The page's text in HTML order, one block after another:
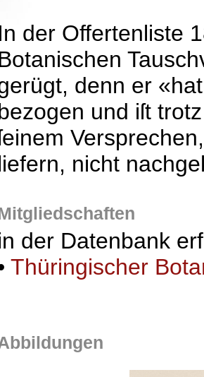
In der Offertenliste
denn er
und iſt
nicht
der Datenbank
Thüringischer